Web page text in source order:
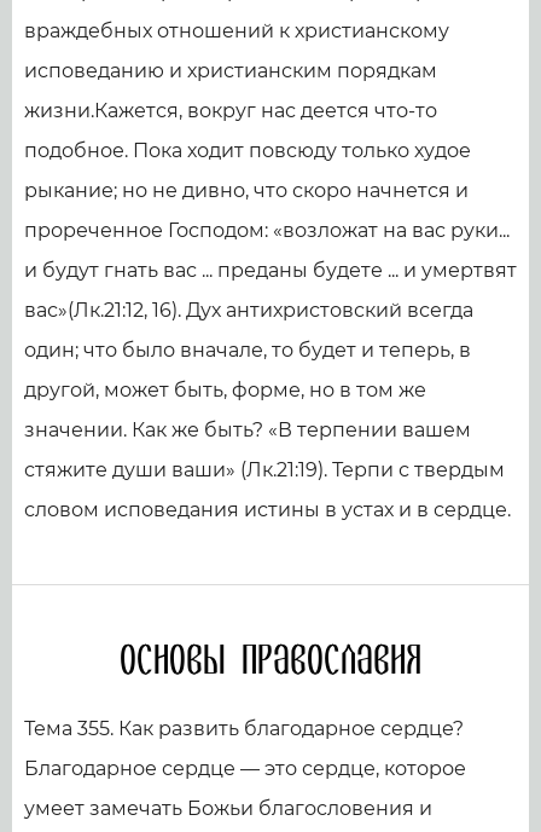
враждебных отношений к христианскому
исповеданию и христианским порядкам
жизни.Кажется, вокруг нас деется что-то
подобное. Пока ходит повсюду только худое
рыкание; но не дивно, что скоро начнется и
прореченное Господом: «возложат на вас руки...
и будут гнать вас ... преданы будете ... и умертвят
вас»(Лк.21:12, 16). Дух антихристовский всегда
один; что было вначале, то будет и теперь, в
другой, может быть, форме, но в том же
значении. Как же быть? «В терпении вашем
стяжите души ваши» (Лк.21:19). Терпи с твердым
словом исповедания истины в устах и в сердце.
Основы православия
Тема 355. Как развить благодарное сердце?
Благодарное сердце — это сердце, которое
умеет замечать Божьи благословения и